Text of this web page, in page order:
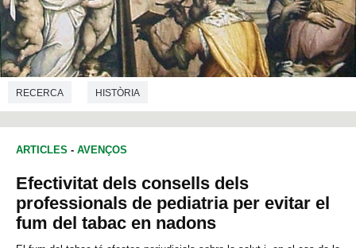
RECERCA HISTÒRIA
ARTICLES - AVENÇOS
Efectivitat dels consells dels
professionals de pediatria per evitar el
fum del tabac en nadons